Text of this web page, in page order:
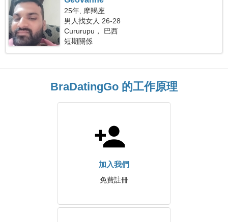
25年, 摩羯座
男人找女人 26-28
Cururupu， 巴西
短期關係
BraDatingGo 的工作原理
加入我們
免費註冊